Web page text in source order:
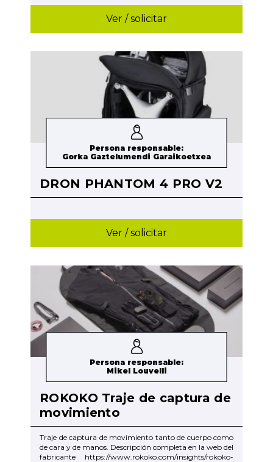
Ver / solicitar
Persona responsable:
Gorka Gaztelumendi Garaikoetxea
DRON PHANTOM 4 PRO V2
Ver / solicitar
Persona responsable:
Mikel Louvelli
ROKOKO Traje de captura de
movimiento
Traje de captura de movimiento tanto de cuerpo como
de cara y de manos. Descripción completa en la web del
fabricante https://www.rokoko.com/insights/rokoko-